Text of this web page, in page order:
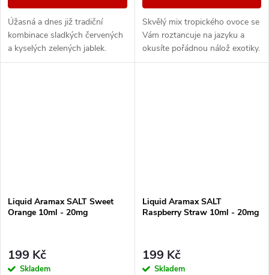
Úžasná a dnes již tradiční
kombinace sladkých červených
a kyselých zelených jablek.
Skvělý mix tropického ovoce se
Vám roztancuje na jazyku a
okusíte pořádnou nálož exotiky.
Liquid Aramax SALT Sweet
Orange 10ml - 20mg
199 Kč
Skladem
Liquid Aramax SALT
Raspberry Straw 10ml - 20mg
199 Kč
Skladem